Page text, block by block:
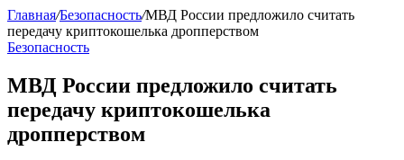
Главная/Безопасность/МВД России предложило считать
передачу криптокошелька дропперством
Безопасность
МВД России предложило считать
передачу криптокошелька
дропперством